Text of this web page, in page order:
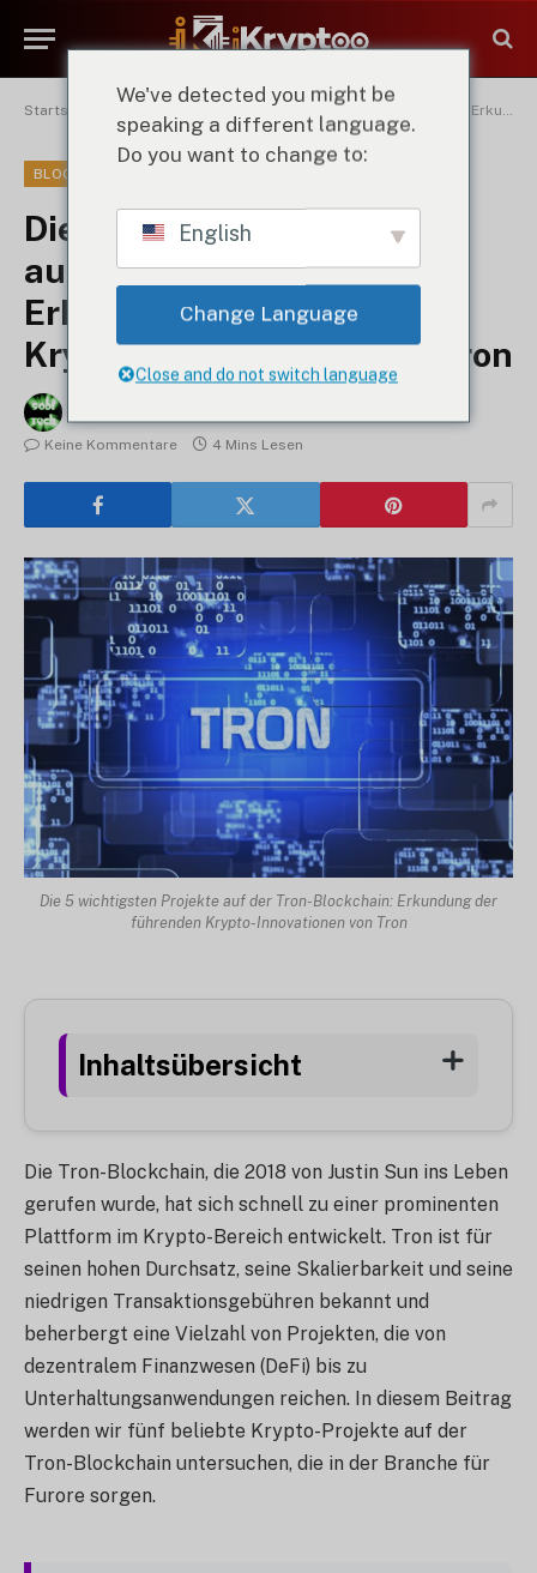
Startseite Die 5 wichtigsten Projekte auf der Tron-Blockchain: Erkundung der führenden Krypto-Innovationen von Tron
BLOCKCHAIN
Die 5 wichtigsten Projekte
auf der Tron-Blockchain:
Erkundung der führenden
Krypto-Innovationen von Tron
Keine Kommentare
4 Mins Lesen
Die 5 wichtigsten Projekte auf der Tron-Blockchain: Erkundung der
führenden Krypto-Innovationen von Tron
Inhaltsübersicht
Die Tron-Blockchain, die 2018 von Justin Sun ins Leben
gerufen wurde, hat sich schnell zu einer prominenten
Plattform im Krypto-Bereich entwickelt. Tron ist für
seinen hohen Durchsatz, seine Skalierbarkeit und seine
niedrigen Transaktionsgebühren bekannt und
beherbergt eine Vielzahl von Projekten, die von
dezentralem Finanzwesen (DeFi) bis zu
Unterhaltungsanwendungen reichen. In diesem Beitrag
werden wir fünf beliebte Krypto-Projekte auf der
Tron-Blockchain untersuchen, die in der Branche für
Furore sorgen.
We've detected you might be
speaking a different language.
Do you want to change to:
English
Change Language
Close and do not switch language